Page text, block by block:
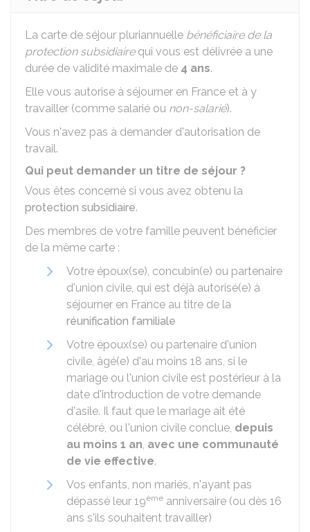
La carte de séjour pluriannuelle bénéficiaire de la
protection subsidiairequi vous est délivrée a une
durée de validité maximale de 4 ans.
Elle vous autorise à séjourner en France et à y
travailler (comme salarié ou non-salarié).
Vous n'avez pas à demander d'autorisation de
travail.
Qui peut demander un titre de séjour ?
Vous êtes concerné si vous avez obtenu la
protection subsidiaire.
Des membres de votre famille peuvent bénéficier
de la même carte :
Votre époux(se), concubin(e) ou partenaire
d'union civile, qui est déjà autorisé(e) à
séjourner en France au titre de la
réunification familiale
Votre époux(se) ou partenaire d'union
civile, âgé(e) d'au moins 18 ans, si le
mariage ou l'union civile est postérieur à la
date d'introduction de votre demande
d'asile. Il faut que le mariage ait été
célébré, ou l'union civile conclue, depuis
au moins 1 an, avec une communauté
de vie effective.
Vos enfants, non mariés, n'ayant pas
dépassé leur 19ème anniversaire (ou dès 16
ans s'ils souhaitent travailler)